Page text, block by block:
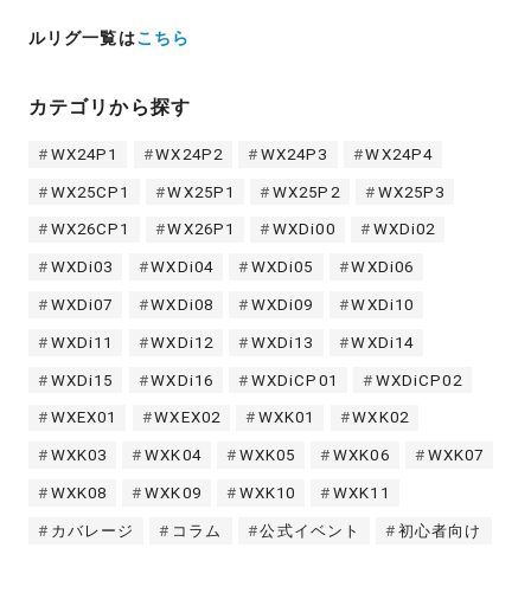
ルリグ一覧はこちら
カテゴリから探す
WX24P1 WX24P2 WX24P3 WX24P4
WX25CP1 WX25P1 WX25P2 WX25P3
WX26CP1 WX26P1 WXDi00 WXDi02
WXDi03 WXDi04 WXDi05 WXDi06
WXDi07 WXDi08 WXDi09 WXDi10
WXDi11 WXDi12 WXDi13 WXDi14
WXDi15 WXDi16 WXDiCP01 WXDiCP02
WXEX01 WXEX02 WXK01 WXK02
WXK03 WXK04 WXK05 WXK06 WXK07
WXK08 WXK09 WXK10 WXK11
カバレージ コラム 公式イベント 初心者向け